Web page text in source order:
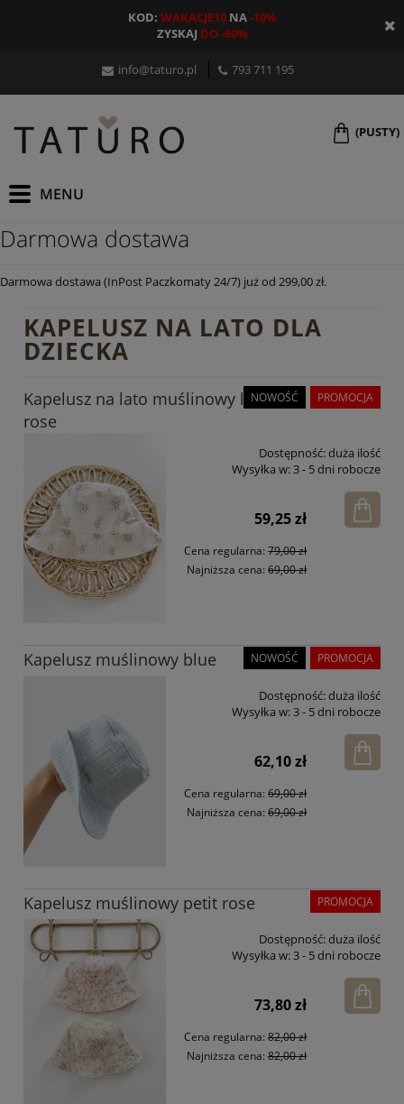
KOD: WAKACJE10 NA-10%
ZYSKAJ DO -60%
info@taturo.pl 793 711 195
(PUSTY)
Darmowa dostawa
Darmowa dostawa (InPost Paczkomaty 24/7) już od 299,00 zł.
KAPELUSZ NA LATO DLA
DZIECKA
Kapelusz na lato muślinowy little
rose
Dostępność:duża ilość
Wysyłka w:3 - 5 dni robocze
59,25 zł
Cena regularna:79,00 zł
Najniższa cena:69,00 zł
PROMOCJA
NOWOŚĆ
Kapelusz muślinowy blue
Dostępność:duża ilość
Wysyłka w:3 - 5 dni robocze
62,10 zł
Cena regularna:69,00 zł
Najniższa cena:69,00 zł
PROMOCJA
NOWOŚĆ
Kapelusz muślinowy petit rose
Dostępność:duża ilość
Wysyłka w:3 - 5 dni robocze
73,80 zł
Cena regularna:82,00 zł
Najniższa cena:82,00 zł
PROMOCJA